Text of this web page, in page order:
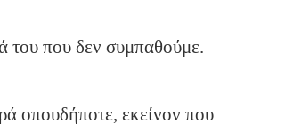
του που δεν συμπαθούμε.
οπουδήποτε, εκείνον που